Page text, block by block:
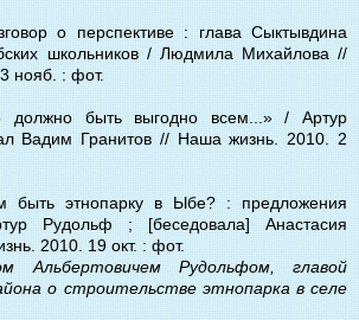
о перспективе : глава Сыктывдина
школьников / Людмила Михайлова //
нояб. : фот.
должно быть выгодно всем...» / Артур
Вадим Гранитов // Наша жизнь. 2010. 2
быть этнопарку в Ыбе? : предложения
Рудольф ; [беседовала] Анастасия
2010. 19 окт. : фот.
Альбертовичем Рудольфом, главой
о строительстве этнопарка в селе